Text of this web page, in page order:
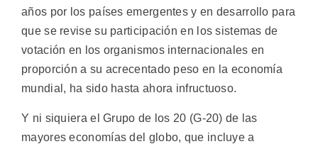
años por los países emergentes y en desarrollo para
que se revise su participación en los sistemas de
votación en los organismos internacionales en
proporción a su acrecentado peso en la economía
mundial, ha sido hasta ahora infructuoso.
Y ni siquiera el Grupo de los 20 (G-20) de las
mayores economías del globo, que incluye a